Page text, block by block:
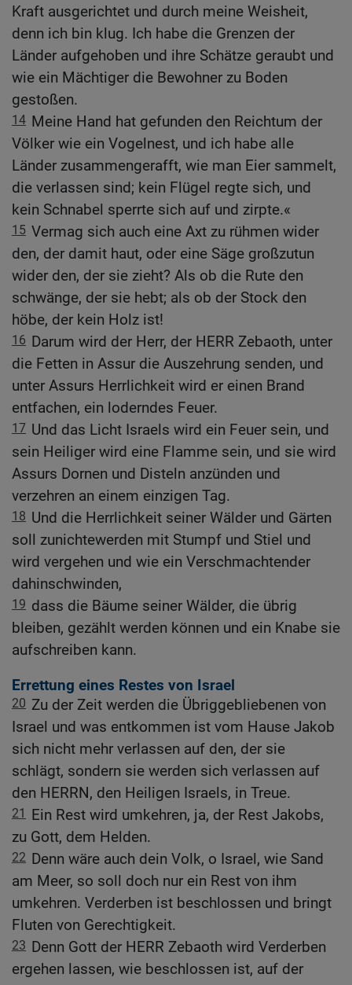
Kraft ausgerichtet und durch meine Weisheit,
denn ich bin klug. Ich habe die Grenzen der
Länder aufgehoben und ihre Schätze geraubt und
wie ein Mächtiger die Bewohner zu Boden
gestoßen.
14 Meine Hand hat gefunden den Reichtum der
Völker wie ein Vogelnest, und ich habe alle
Länder zusammengerafft, wie man Eier sammelt,
die verlassen sind; kein Flügel regte sich, und
kein Schnabel sperrte sich auf und zirpte.«
15 Vermag sich auch eine Axt zu rühmen wider
den, der damit haut, oder eine Säge großzutun
wider den, der sie zieht? Als ob die Rute den
schwänge, der sie hebt; als ob der Stock den
höbe, der kein Holz ist!
16 Darum wird der Herr, der HERR Zebaoth, unter
die Fetten in Assur die Auszehrung senden, und
unter Assurs Herrlichkeit wird er einen Brand
entfachen, ein loderndes Feuer.
17 Und das Licht Israels wird ein Feuer sein, und
sein Heiliger wird eine Flamme sein, und sie wird
Assurs Dornen und Disteln anzünden und
verzehren an einem einzigen Tag.
18 Und die Herrlichkeit seiner Wälder und Gärten
soll zunichtewerden mit Stumpf und Stiel und
wird vergehen und wie ein Verschmachtender
dahinschwinden,
19 dass die Bäume seiner Wälder, die übrig
bleiben, gezählt werden können und ein Knabe sie
aufschreiben kann.
Errettung eines Restes von Israel
20 Zu der Zeit werden die Übriggebliebenen von
Israel und was entkommen ist vom Hause Jakob
sich nicht mehr verlassen auf den, der sie
schlägt, sondern sie werden sich verlassen auf
den HERRN, den Heiligen Israels, in Treue.
21
Ein Rest wird umkehren, ja, der Rest Jakobs,
zu Gott, dem Helden.
22 Denn wäre auch dein Volk, o Israel, wie Sand
am Meer, so soll doch nur ein Rest von ihm
umkehren. Verderben ist beschlossen und bringt
Fluten von Gerechtigkeit.
23 Denn Gott der HERR Zebaoth wird Verderben
ergehen lassen, wie beschlossen ist, auf der